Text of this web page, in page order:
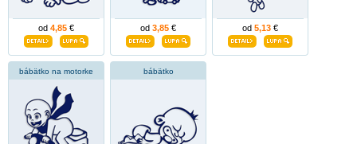
od 4,85 € od 3,85 € od 5,13 €
bábätko na motorke bábätko